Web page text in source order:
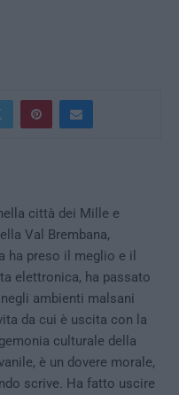
città dei Mille e
Val Brembana,
ha preso il meglio e il
elettronica, ha passato
ambienti malsani
da cui è uscita con la
culturale della
è un dovere morale,
scrive. Ha fatto uscire